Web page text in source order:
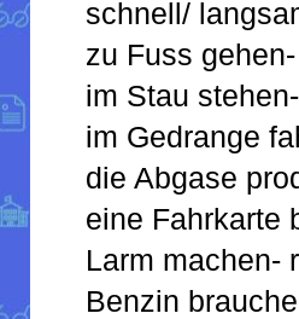
schnell/
zu Fuss
im Stau
im Gedrange
die Abgase
eine Fahrkarte
Larm machen-
Benzin